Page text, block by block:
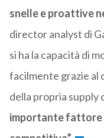
snelle e proattive
director analyst di
si ha la capacità di
facilmente grazie al
della propria supply
importante fattore